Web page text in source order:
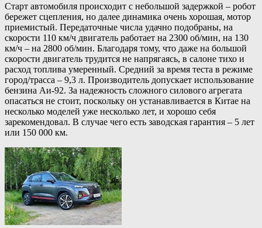
Старт автомобиля происходит с небольшой задержкой – робот
бережет сцепления, но далее динамика очень хорошая, мотор
приемистый. Передаточные числа удачно подобраны, на
скорости 110 км/ч двигатель работает на 2300 об/мин, на 130
км/ч – на 2800 об/мин. Благодаря тому, что даже на большой
скорости двигатель трудится не напрягаясь, в салоне тихо и
расход топлива умеренный. Средний за время теста в режиме
город/трасса – 9,3 л. Производитель допускает использование
бензина Аи-92. За надежность сложного силового агрегата
опасаться не стоит, поскольку он устанавливается в Китае на
несколько моделей уже несколько лет, и хорошо себя
зарекомендовал. В случае чего есть заводская гарантия – 5 лет
или 150 000 км.